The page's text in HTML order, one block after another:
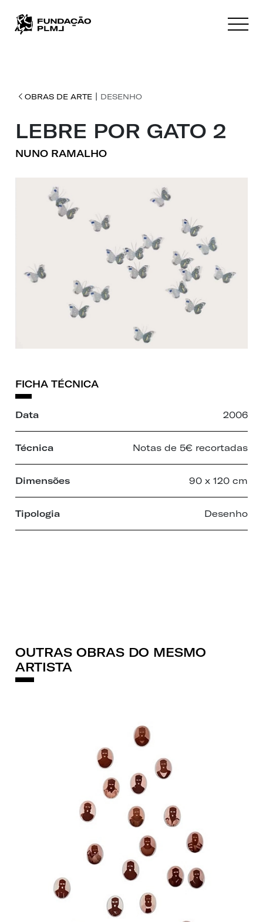
OBRAS DE ARTE| DESENHO
LEBRE POR GATO 2
NUNO RAMALHO
FICHA TÉCNICA
Data 2006
Técnica Notas de 5€ recortadas
Dimensões 90 x 120 cm
Tipologia Desenho
OUTRAS OBRAS DO MESMO
ARTISTA